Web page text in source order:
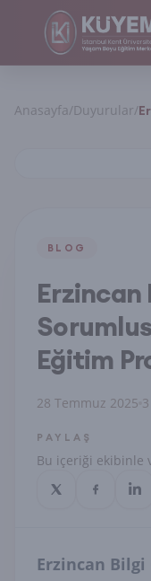
Anasayfa/Duyurular/
BLOG
Erzincan
Eğitim
28 Temmuz 2025
PAYLAŞ
Bu içeriği ekibinle
Erzincan